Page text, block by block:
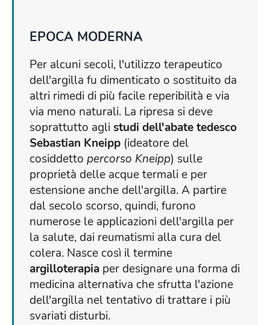
EPOCA MODERNA
Per alcuni secoli, l'utilizzo terapeutico
dell'argilla fu dimenticato o sostituito da
altri rimedi di più facile reperibilità e via
via meno naturali. La ripresa si deve
soprattutto agli studi dell'abate tedesco
Sebastian Kneipp (ideatore del
cosiddetto percorso Kneipp) sulle
proprietà delle acque termali e per
estensione anche dell'argilla. A partire
dal secolo scorso, quindi, furono
numerose le applicazioni dell'argilla per
la salute, dai reumatismi alla cura del
colera. Nasce così il termine
argilloterapia per designare una forma di
medicina alternativa che sfrutta l'azione
dell'argilla nel tentativo di trattare i più
svariati disturbi.